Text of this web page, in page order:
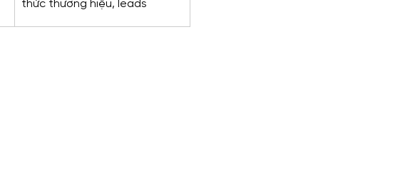
thức thương hiệu, leads